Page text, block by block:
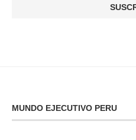
MUNDO EJECUTIVO PERU